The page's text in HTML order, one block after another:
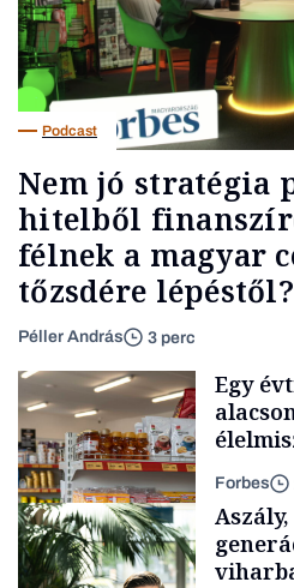
Podcast
Nem jó stratégia
hitelből
félnek a magyar
tőzsdére lépéstől?
Péller András 3 perc
Egy
Forbes